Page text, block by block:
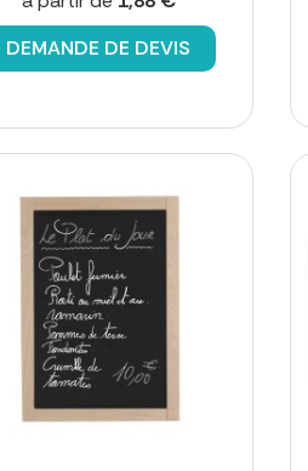
DEMANDE DE DEVIS